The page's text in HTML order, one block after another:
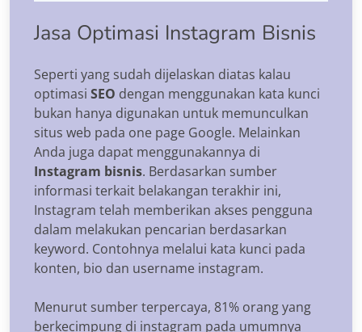
Jasa Optimasi Instagram Bisnis
Seperti yang sudah dijelaskan diatas kalau
optimasi SEO dengan menggunakan kata kunci
bukan hanya digunakan untuk memunculkan
situs web pada one page Google. Melainkan
Anda juga dapat menggunakannya di
Instagram bisnis. Berdasarkan sumber
informasi terkait belakangan terakhir ini,
Instagram telah memberikan akses pengguna
dalam melakukan pencarian berdasarkan
keyword. Contohnya melalui kata kunci pada
konten, bio dan username instagram.
Menurut sumber terpercaya, 81% orang yang
berkecimpung di instagram pada umumnya